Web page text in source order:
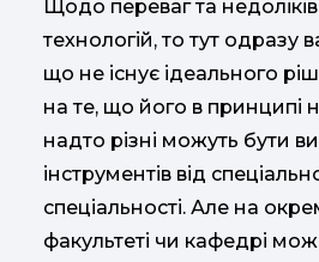
Щодо переваг та
технологій, то тут одразу
що не існує ідеального
на те, що його в принципі
надто різні можуть бути
інструментів від
спеціальності. Але на
факультеті чи кафедрі